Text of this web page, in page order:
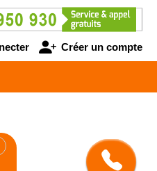
Créer un compte